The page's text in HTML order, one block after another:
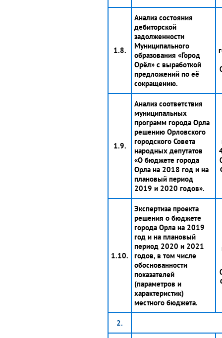
1.8.
Анализ состояния
дебиторской
задолженности
Муниципального
образования «Город
Орёл» с выработкой
предложений по её
сокращению.
1.9.
Анализ соответствия
муниципальных
программ города Орла
решению Орловского
городского Совета
народных депутатов
«О бюджете города
Орла на 2018 год и на
плановый период
2019 и 2020 годов».
1.10.
Экспертиза проекта
решения о бюджете
города Орла на 2019
год и на плановый
период 2020 и 2021
годов, в том числе
обоснованности
показателей
(параметров и
характеристик)
местного бюджета.
2.